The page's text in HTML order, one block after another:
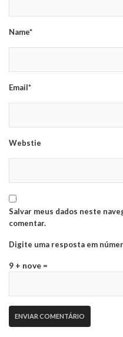
Name*
Email*
Webstie
Salvar meus dados neste
comentar.
Digite uma resposta em
9 + nove =